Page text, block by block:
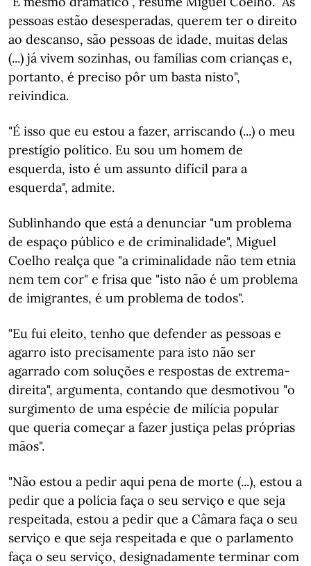
pessoas estão desesperadas, querem ter o direito
ao descanso, são pessoas de idade, muitas delas
(...) já vivem sozinhas, ou famílias com crianças e,
portanto, é preciso pôr um basta nisto",
reivindica.
"É isso que eu estou a fazer, arriscando (...) o meu
prestígio político. Eu sou um homem de
esquerda, isto é um assunto difícil para a
esquerda", admite.
Sublinhando que está a denunciar "um problema
de espaço público e de criminalidade", Miguel
Coelho realça que "a criminalidade não tem etnia
nem tem cor" e frisa que "isto não é um problema
de imigrantes, é um problema de todos".
"Eu fui eleito, tenho que defender as pessoas e
agarro isto precisamente para isto não ser
agarrado com soluções e respostas de extrema-
direita", argumenta, contando que desmotivou "o
surgimento de uma espécie de milícia popular
que queria começar a fazer justiça pelas próprias
mãos".
"Não estou a pedir aqui pena de morte (...), estou a
pedir que a polícia faça o seu serviço e que seja
respeitada, estou a pedir que a Câmara faça o seu
serviço e que seja respeitada e que o parlamento
faça o seu serviço, designadamente terminar com